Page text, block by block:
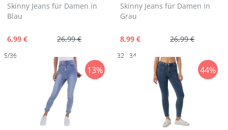
Skinny Jeans für Damen in
Blau
26,99 €
6,99 €
S/36
Skinny Jeans für Damen in
Grau
26,99 €
8,99 €
32 34
13% 44%